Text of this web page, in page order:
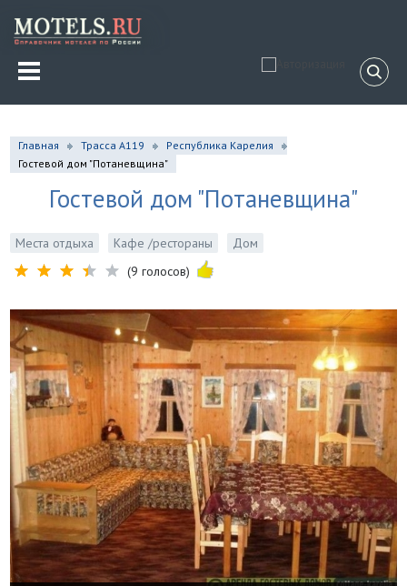
Главная Трасса А119
Республика Карелия
Гостевой дом "Потаневщина"
Гостевой дом "Потаневщина"
Места отдыха Кафе /рестораны
Дом
(9 голосов)